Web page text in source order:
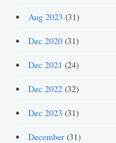
Aug 2023 (31)
Dec 2020(31)
Dec 2021 (24)
Dec 2022(32)
Dec 2023 (31)
December(31)